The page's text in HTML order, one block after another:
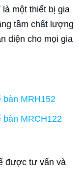
một thiết bị gia
tầm chất lượng
diện cho mọi gia
bàn MRH152
MRCH122
được tư vấn và